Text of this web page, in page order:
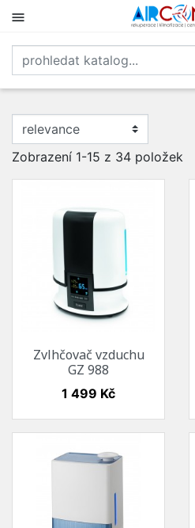

Zobrazení 1-15 z 34 položek
Zvlhčovač vzduchu
GZ 988
Cena
1 499 Kč